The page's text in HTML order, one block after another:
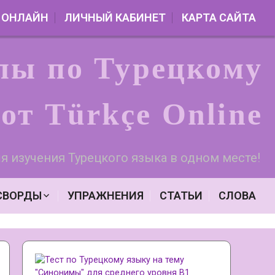
ОНЛАЙН ЛИЧНЫЙ КАБИНЕТ КАРТА САЙТА
по Турецкому
Türkçe Online
изучения Турецкого языка в одном месте!
УРОВНЯ А2
УРОВНЯ B1
УПРАЖНЕНИЯ СТАТЬИ СЛОВА